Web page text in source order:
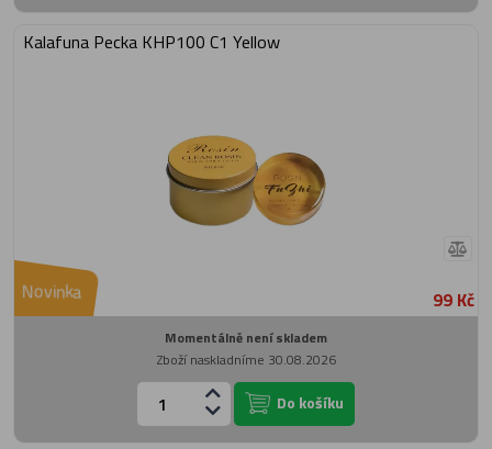
Kalafuna Pecka KHP100 C1 Yellow
Novinka 99 Kč
Momentálně není skladem
Zboží naskladníme 30.08.2026
Do košíku